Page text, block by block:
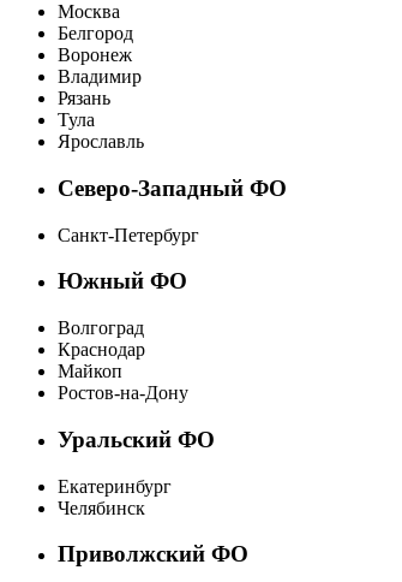
Москва
Белгород
Воронеж
Владимир
Рязань
Тула
Ярославль
Северо-Западный ФО
Санкт-Петербург
Южный ФО
Волгоград
Краснодар
Майкоп
Ростов-на-Дону
Уральский ФО
Екатеринбург
Челябинск
Приволжский ФО